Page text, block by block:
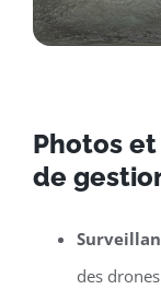
Photos
de
des